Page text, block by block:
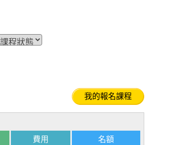
我的報名課程
費用 名額